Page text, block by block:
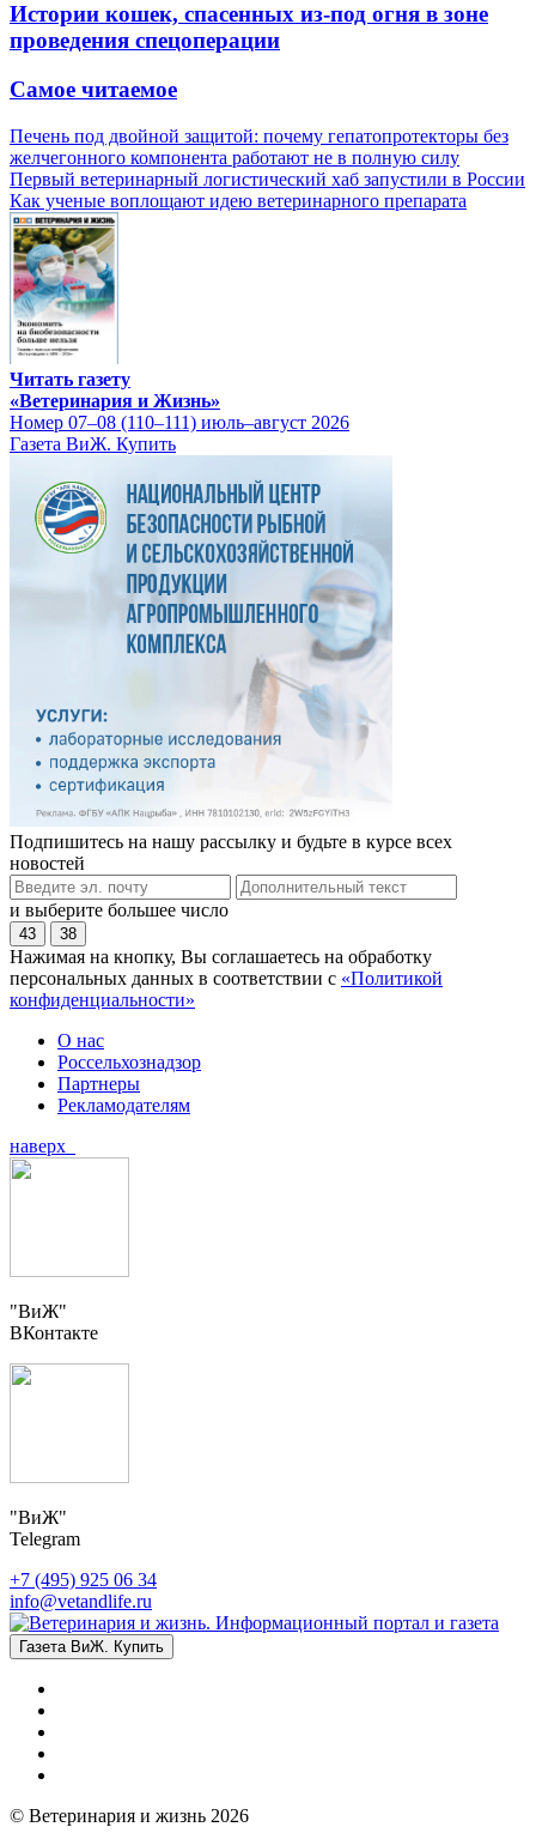
Истории кошек, спасенных из-под огня в зоне
проведения спецоперации
Самое читаемое
Печень под двойной защитой: почему гепатопротекторы без
желчегонного компонента работают не в полную силу
Первый ветеринарный логистический хаб запустили в России
Как ученые воплощают идею ветеринарного препарата
Читать газету
«Ветеринария и Жизнь»
Номер 07–08 (110–111) июль–август 2026
Газета ВиЖ. Купить
Подпишитесь на нашу рассылку и будьте в курсе всех
новостей
и выберите большее число
43 38
Нажимая на кнопку, Вы соглашаетесь на обработку
персональных данных в соответствии с «Политикой
конфиденциальности»
О нас
Россельхознадзор
Партнеры
Рекламодателям
наверх
"ВиЖ"
ВКонтакте
"ВиЖ"
Telegram
+7 (495) 925 06 34
info@vetandlife.ru
Газета ВиЖ. Купить
© Ветеринария и жизнь 2026